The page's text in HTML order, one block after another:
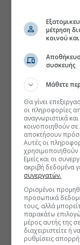
μέτρηση
κοινού
συσκευής
Μάθετε
Θα γίνει
οι πληροφορίες
αναγνωριστικά
κοινοποιηθούν
αποκτήσουν
Αυτές οι
χρησιμοποιηθούν
Εμείς και οι
ακριβή δεδομένα
συνεργατών.
Ορισμένοι
προσωπικά
τους, αλλά
παρακάτω
μέρος αυτής της
διαχειριστείτε ή
ρυθμίσεις